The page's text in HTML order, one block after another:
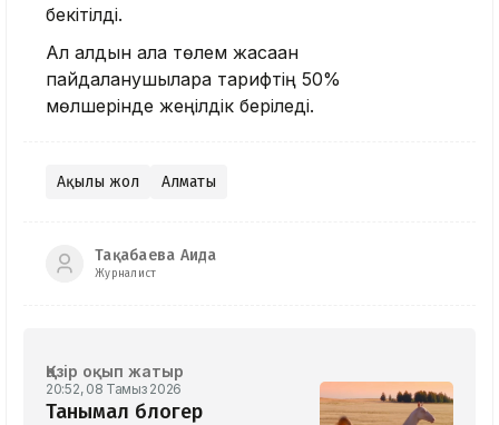
бекітілді.
Ал алдын ала төлем жасаған
пайдаланушыларға тарифтің 50%
мөлшерінде жеңілдік беріледі.
Ақылы жол Алматы
Тақабаева Аида
Журналист
Қазір оқып жатыр
20:52, 08 Тамыз 2026
Танымал блогер